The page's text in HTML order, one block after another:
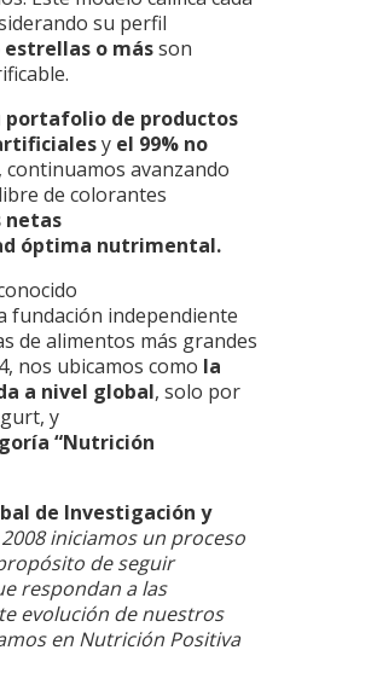
su perfil
estrellas o másson
portafolio de productos
y el 99% no
continuamos avanzando
de colorantes
netas
óptima nutrimental.
fundación independiente
de alimentos más grandes
nos ubicamos como la
a nivel global, solo por
y
“Nutrición
de Investigación y
2008 iniciamos un proceso
de seguir
respondan a las
evolución de nuestros
en Nutrición Positiva